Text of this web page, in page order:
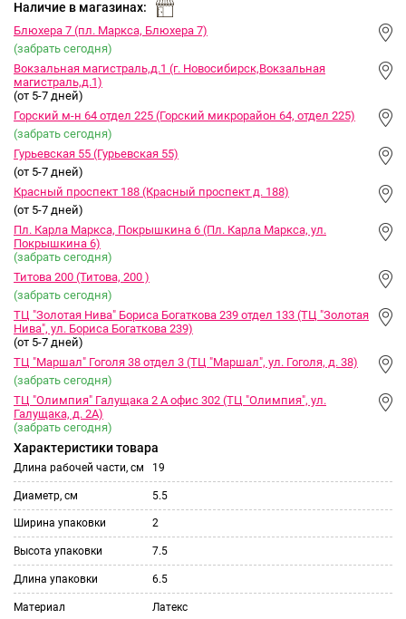
и
Наличие в магазинах:
Блюхера 7 (пл. Маркса, Блюхера 7)
(забрать сегодня)
Вокзальная магистраль,д.1 (г. Новосибирск,Вокзальная
магистраль,д.1)
(от 5-7 дней)
Горский м-н 64 отдел 225 (Горский микрорайон 64, отдел 225)
(забрать сегодня)
Гурьевская 55 (Гурьевская 55)
(от 5-7 дней)
Красный проспект 188 (Красный проспект д. 188)
(от 5-7 дней)
Пл. Карла Маркса, Покрышкина 6 (Пл. Карла Маркса, ул.
Покрышкина 6)
(забрать сегодня)
Титова 200 (Титова, 200 )
(забрать сегодня)
ТЦ "Золотая Нива" Бориса Богаткова 239 отдел 133 (ТЦ "Золотая
Нива", ул. Бориса Богаткова 239)
(от 5-7 дней)
ТЦ "Маршал" Гоголя 38 отдел 3 (ТЦ "Маршал", ул. Гоголя, д. 38)
(забрать сегодня)
ТЦ "Олимпия" Галущака 2 А офис 302 (ТЦ "Олимпия", ул.
Галущака, д. 2А)
(забрать сегодня)
Характеристики товара
Длина рабочей части, см 19
Диаметр, см 5.5
Ширина упаковки 2
Высота упаковки 7.5
Длина упаковки 6.5
Материал Латекс